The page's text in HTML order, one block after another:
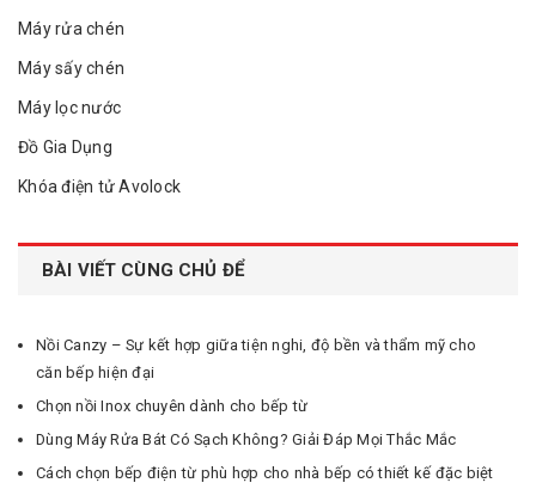
Máy rửa chén
Máy sấy chén
Máy lọc nước
Đồ Gia Dụng
Khóa điện tử Avolock
BÀI VIẾT CÙNG CHỦ ĐỂ
Nồi Canzy – Sự kết hợp giữa tiện nghi, độ bền và thẩm mỹ cho
căn bếp hiện đại
Chọn nồi Inox chuyên dành cho bếp từ
Dùng Máy Rửa Bát Có Sạch Không? Giải Đáp Mọi Thắc Mắc
Cách chọn bếp điện từ phù hợp cho nhà bếp có thiết kế đặc biệt